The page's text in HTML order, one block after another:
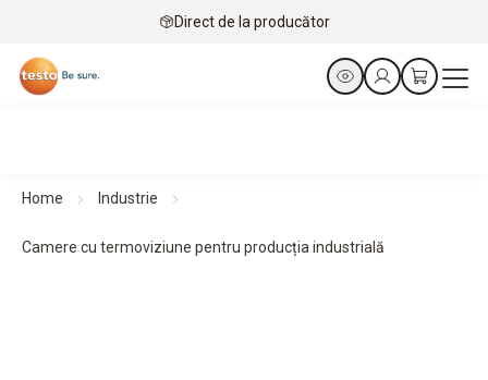
Direct de la producător
Home Industrie
Camere cu termoviziune pentru producția industrială